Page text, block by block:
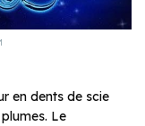
en dents de scie
Le